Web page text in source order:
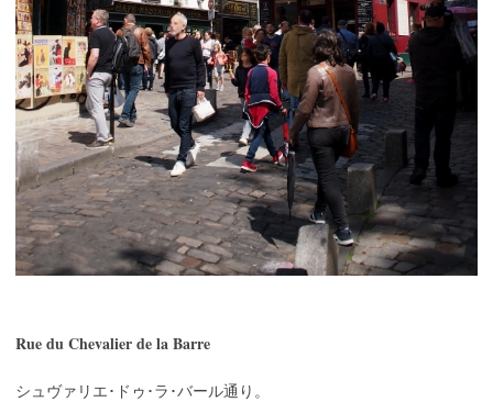
Rue du Chevalier de la Barre
シュヴァリエ･ドゥ･ラ･バール通り。